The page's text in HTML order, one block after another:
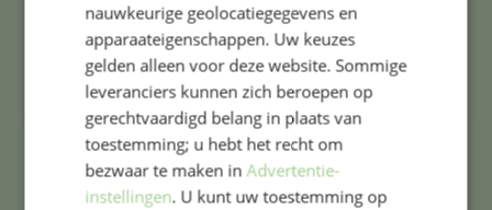
Irma van Woerkom
Leerkracht groep 3-4 B en cultuurcoördinator
nauwkeurige geolocatiegegevens en
apparaateigenschappen. Uw keuzes
gelden alleen voor deze website. Sommige
leveranciers kunnen zich beroepen op
gerechtvaardigd belang in plaats van
toestemming; u hebt het recht om
bezwaar te maken inAdvertentie-
instellingen. U kunt uw toestemming op